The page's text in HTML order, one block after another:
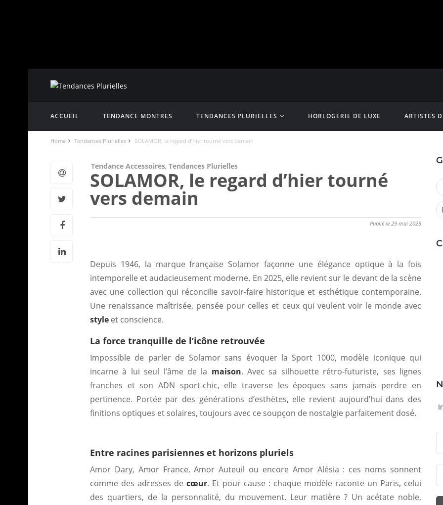
ACCUEIL TENDANCE MONTRES TENDANCES PLURIELLES HORLOGERIE DE LUXE ARTISTES
Home Tendances Plurielles SOLAMOR, le regard d’hier tourné vers demain
Tendance Accessoires, Tendances Plurielles
SOLAMOR, le regard d’hier tourné
vers demain
Publié le 29 mai 2025
Depuis 1946, la marque française Solamor façonne une élégance optique à la fois
intemporelle et audacieusement moderne. En 2025, elle revient sur le devant de la scène
avec une collection qui réconcilie savoir-faire historique et esthétique contemporaine.
Une renaissance maîtrisée, pensée pour celles et ceux qui veulent voir le monde avec
style et conscience.
La force tranquille de l’icône retrouvée
Impossible de parler de Solamor sans évoquer la Sport 1000, modèle iconique qui
incarne à lui seul l’âme de la maison. Avec sa silhouette rétro-futuriste, ses lignes
franches et son ADN sport-chic, elle traverse les époques sans jamais perdre en
pertinence. Portée par des générations d’esthètes, elle revient aujourd’hui dans des
finitions optiques et solaires, toujours avec ce soupçon de nostalgie parfaitement dosé.
Entre racines parisiennes et horizons pluriels
Amor Dary, Amor France, Amor Auteuil ou encore Amor Alésia : ces noms sonnent
comme des adresses de cœur. Et pour cause : chaque modèle raconte un Paris, celui
des quartiers, de la personnalité, du mouvement. Leur matière ? Un acétate noble,